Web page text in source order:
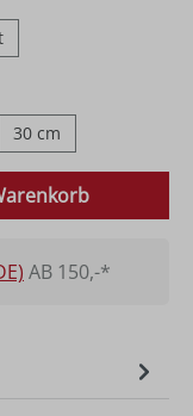
30 cm
AB 150,-*